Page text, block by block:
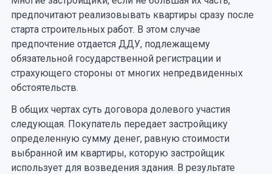
предпочитают реализовывать квартиры сразу после
старта строительных работ. В этом случае
предпочтение отдается ДДУ, подлежащему
обязательной государственной регистрации и
страхующего стороны от многих непредвиденных
обстоятельств.
В общих чертах суть договора долевого участия
следующая. Покупатель передает застройщику
определенную сумму денег, равную стоимости
выбранной им квартиры, которую застройщик
использует для возведения здания. В результате